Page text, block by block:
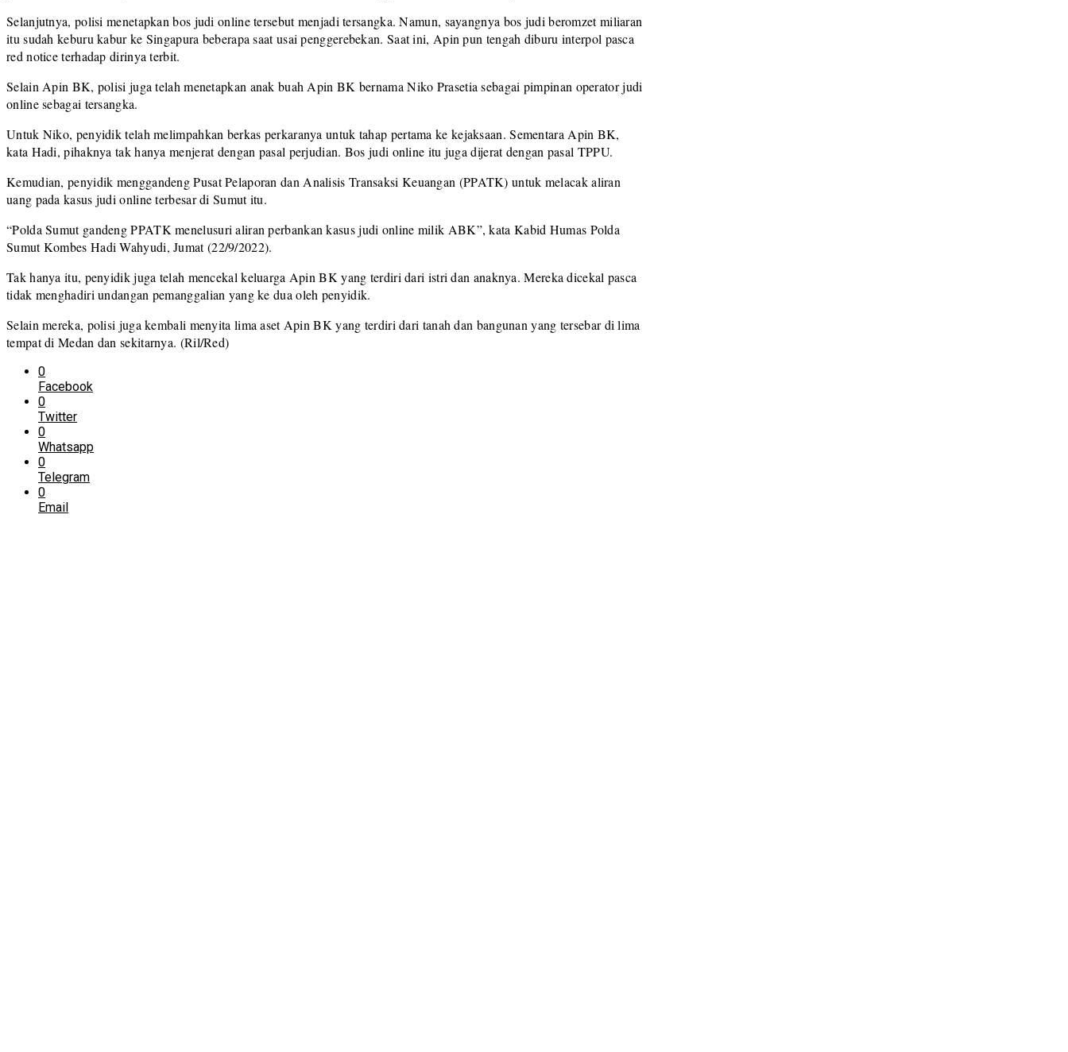
Selanjutnya, polisi menetapkan bos judi online tersebut menjadi tersangka. Namun, sayangnya bos judi beromzet miliaran
itu sudah keburu kabur ke Singapura beberapa saat usai penggerebekan. Saat ini, Apin pun tengah diburu interpol pasca
red notice terhadap dirinya terbit.
Selain Apin BK, polisi juga telah menetapkan anak buah Apin BK bernama Niko Prasetia sebagai pimpinan operator judi
online sebagai tersangka.
Untuk Niko, penyidik telah melimpahkan berkas perkaranya untuk tahap pertama ke kejaksaan. Sementara Apin BK,
kata Hadi, pihaknya tak hanya menjerat dengan pasal perjudian. Bos judi online itu juga dijerat dengan pasal TPPU.
Kemudian, penyidik menggandeng Pusat Pelaporan dan Analisis Transaksi Keuangan (PPATK) untuk melacak aliran
uang pada kasus judi online terbesar di Sumut itu.
“Polda Sumut gandeng PPATK menelusuri aliran perbankan kasus judi online milik ABK”, kata Kabid Humas Polda
Sumut Kombes Hadi Wahyudi, Jumat (22/9/2022).
Tak hanya itu, penyidik juga telah mencekal keluarga Apin BK yang terdiri dari istri dan anaknya. Mereka dicekal pasca
tidak menghadiri undangan pemanggalian yang ke dua oleh penyidik.
Selain mereka, polisi juga kembali menyita lima aset Apin BK yang terdiri dari tanah dan bangunan yang tersebar di lima
tempat di Medan dan sekitarnya. (Ril/Red)
0
Facebook
0
Twitter
0
Whatsapp
0
Telegram
0
Email